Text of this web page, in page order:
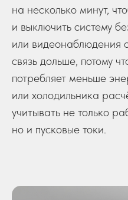
на несколько минут,
и выключить систему
или видеонаблюдения
связь дольше, потому
потребляет меньше
или холодильника
учитывать не только
но и пусковые токи.